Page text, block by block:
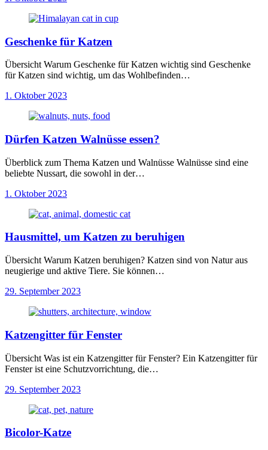
Geschenke für Katzen
Übersicht Warum Geschenke für Katzen wichtig sind Geschenke
für Katzen sind wichtig, um das Wohlbefinden…
1. Oktober 2023
Dürfen Katzen Walnüsse essen?
Überblick zum Thema Katzen und Walnüsse Walnüsse sind eine
beliebte Nussart, die sowohl in der…
1. Oktober 2023
Hausmittel, um Katzen zu beruhigen
Übersicht Warum Katzen beruhigen? Katzen sind von Natur aus
neugierige und aktive Tiere. Sie können…
29. September 2023
Katzengitter für Fenster
Übersicht Was ist ein Katzengitter für Fenster? Ein Katzengitter für
Fenster ist eine Schutzvorrichtung, die…
29. September 2023
Bicolor-Katze